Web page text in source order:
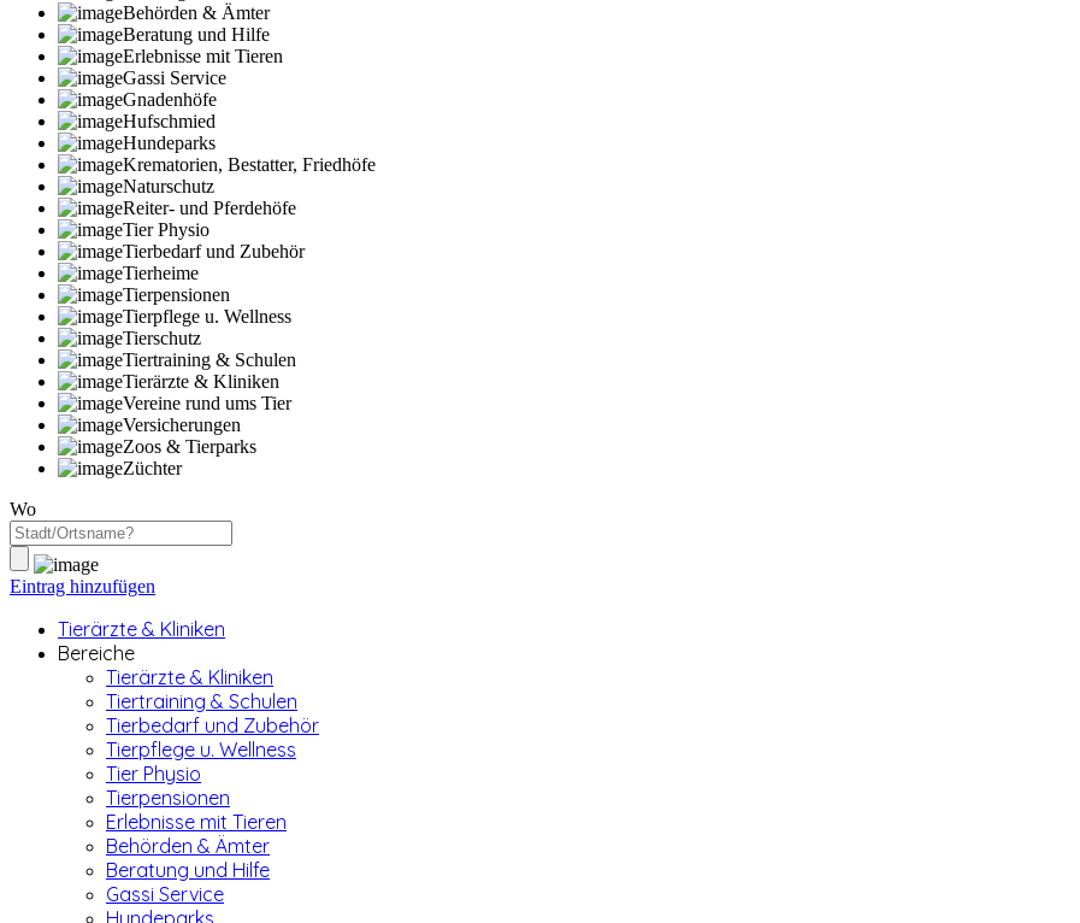
Behörden & Ämter
Beratung und Hilfe
Erlebnisse mit Tieren
Gassi Service
Gnadenhöfe
Hufschmied
Hundeparks
Krematorien, Bestatter, Friedhöfe
Naturschutz
Reiter- und Pferdehöfe
Tier Physio
Tierbedarf und Zubehör
Tierheime
Tierpensionen
Tierpflege u. Wellness
Tierschutz
Tiertraining & Schulen
Tierärzte & Kliniken
Vereine rund ums Tier
Versicherungen
Zoos & Tierparks
Züchter
Wo
Eintrag hinzufügen
Tierärzte & Kliniken
Bereiche
Tierärzte & Kliniken
Tiertraining & Schulen
Tierbedarf und Zubehör
Tierpflege u. Wellness
Tier Physio
Tierpensionen
Erlebnisse mit Tieren
Behörden & Ämter
Beratung und Hilfe
Gassi Service
Hundeparks